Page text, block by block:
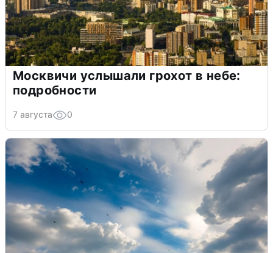
Москвичи услышали грохот в небе:
подробности
7 августа 0